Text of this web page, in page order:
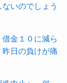
いのでしょう
金１０に減ら
日の負けが痛